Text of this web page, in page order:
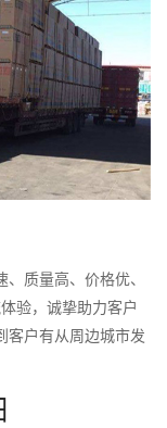
质量高、价格优、
验，诚挚助力客户
客户有从周边城市发